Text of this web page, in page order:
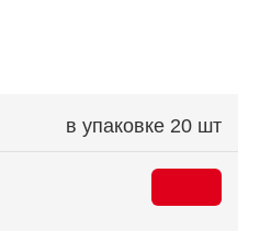
в упаковке 20 шт